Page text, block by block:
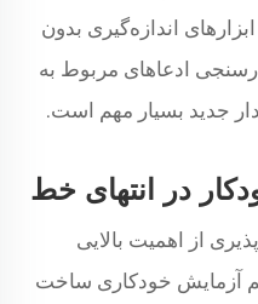
اندازه‌گیری بدون
ادعاهای مربوط به
جدید بسیار مهم است.
در انتهای خط
از اهمیت بالایی
آزمایش خودکاری ساخت